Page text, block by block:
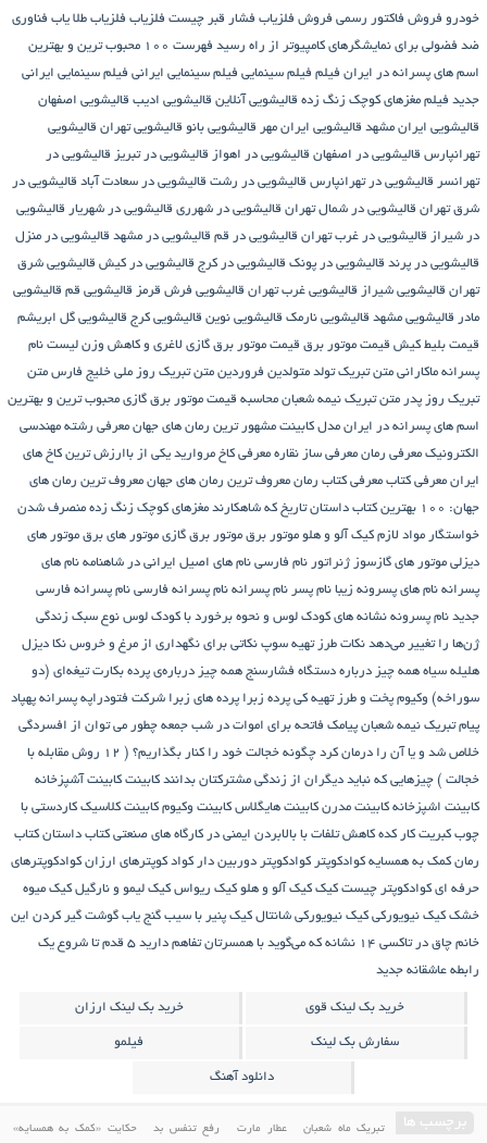
خودرو فروش فاکتور رسمی فروش فلزیاب فشار قبر چیست فلزیاب فلزیاب طلا یاب فناوری
ضد فضولی برای نمایشگرهای کامپیوتر از راه رسید
فهرست ۱۰۰ محبوب ترین و بهترین
اسم های پسرانه در ایران فیلم فیلم سینمایی فیلم سینمایی ایرانی فیلم سینمایی ایرانی
جدید فیلم مغزهای کوچک زنگ زده قالیشویی آنلاین قالیشویی ادیب قالیشویی اصفهان
قالیشویی ایران مشهد قالیشویی ایران مهر قالیشویی بانو قالیشویی تهران قالیشویی
تهرانپارس قالیشویی در اصفهان قالیشویی در اهواز قالیشویی در تبریز قالیشویی در
تهرانسر قالیشویی در تهرانپارس قالیشویی در رشت قالیشویی در سعادت آباد قالیشویی در
شرق تهران قالیشویی در شمال تهران قالیشویی در شهرری قالیشویی در شهریار قالیشویی
در شیراز قالیشویی در غرب تهران قالیشویی در قم قالیشویی در مشهد قالیشویی در منزل
قالیشویی در پرند قالیشویی در پونک قالیشویی در کرج قالیشویی در کیش قالیشویی شرق
تهران قالیشویی شیراز قالیشویی غرب تهران قالیشویی فرش قرمز قالیشویی قم قالیشویی
مادر قالیشویی مشهد قالیشویی نارمک قالیشویی نوین قالیشویی کرج قالیشویی گل ابریشم
قیمت بلیط کیش قیمت موتور برق قیمت موتور برق گازی لاغری و کاهش وزن لیست نام
پسرانه ماکارانی متن تبریک تولد متولدین فروردین متن تبریک روز ملی خلیج فارس متن
تبریک روز پدر متن تبریک نیمه شعبان محاسبه قیمت موتور برق گازی محبوب ترین و بهترین
اسم های پسرانه در ایران مدل کابینت مشهور ترین رمان های جهان معرفی رشته مهندسی
الکترونیک معرفی رمان معرفی ساز نقاره معرفی کاخ مروارید یکی از باارزش ترین کاخ های
ایران معرفی کتاب معرفی کتاب رمان معروف ترین رمان های جهان معروف ترین رمان های
جهان: ۱۰۰ بهترین کتاب داستان تاریخ که شاهکارند
مغزهای کوچک زنگ زده منصرف شدن
خواستگار مواد لازم کیک آلو و هلو موتور برق موتور برق گازی موتور های برق موتور های
دیزلی موتور های گازسوز ژنراتور نام فارسی نام های اصیل ایرانی در شاهنامه نام های
پسرانه نام های پسرونه زیبا نام پسر نام پسرانه نام پسرانه فارسی نام پسرانه فارسی
جدید نام پسرونه نشانه های کودک لوس و نحوه برخورد با کودک لوس نوع سبک زندگی
ژن‌ها را تغییر می‌دهد نکات طرز تهیه سوپ نکاتی برای نگهداری از مرغ و خروس نکا دیزل
هلیله سیاه همه چیز درباره دستگاه فشارسنج همه چیز درباره‌ی پرده بکارت تیغه‌ای (دو
سوراخه) وکیوم پخت و طرز تهیه کی پرده زبرا پرده های زبرا شرکت فتودراپه پسرانه پهپاد
پیام تبریک نیمه شعبان پیامک فاتحه برای اموات در شب جمعه چطور می توان از افسردگی
خلاص شد و یا آن را درمان کرد
چگونه خجالت خود را کنار بگذاریم؟ ( 12 روش مقابله با
خجالت ) چیزهایی که نباید دیگران از زندگی مشترکتان بدانند کابینت کابینت آشپزخانه
کابینت اشپزخانه کابینت مدرن کابینت هایگلاس کابینت وکیوم کابینت کلاسیک کاردستی با
چوب کبریت کار کده کاهش تلفات با بالابردن ایمنی در کارگاه های صنعتی کتاب داستان کتاب
رمان کمک به همسایه کوادکوپتر کوادکوپتر دوربین دار کواد کوپترهای ارزان کوادکوپترهای
حرفه ای کوادکوپتر چیست کیک کیک آلو و هلو کیک ریواس کیک لیمو و نارگیل کیک میوه
خشک کیک نیویورکی کیک نیویورکی شانتال کیک پنیر با سیب گنج‌ یاب گوشت گیر کردن این
خانم چاق در تاکسی ۱۴ نشانه که می‌گوید با همسرتان تفاهم دارید
۵ قدم تا شروع یک
رابطه عاشقانه جدید
خرید بک لینک قوی خرید بک لینک ارزان
سفارش بک لینک فیلمو
دانلود آهنگ
برچسب ها تبریک ماه شعبان عطار مارت رفع تنفس بد حکایت «کمک به همسایه»